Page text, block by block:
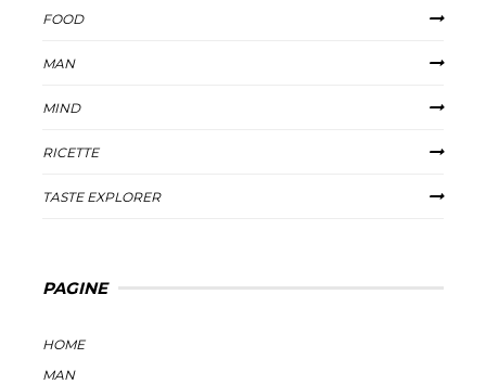
FOOD
MAN
MIND
RICETTE
TASTE EXPLORER
PAGINE
HOME
MAN